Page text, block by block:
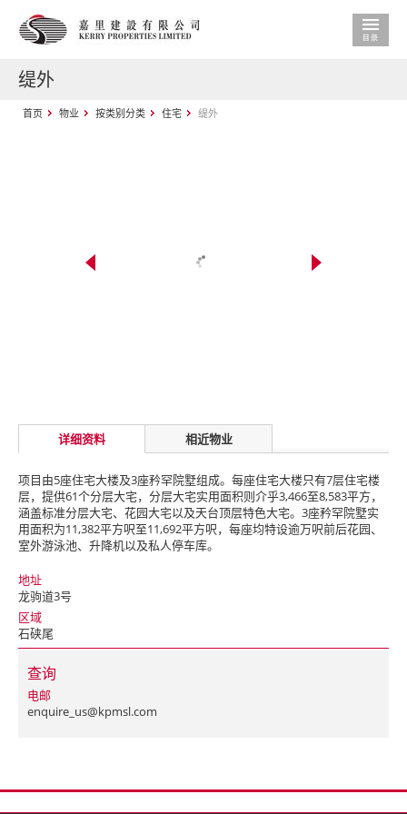
缇外
首页 物业 按类别分类 住宅 缇外
详细资料 相近物业
项目由5座住宅大楼及3座矜罕院墅组成。每座住宅大楼只有7层住宅楼
层，提供61个分层大宅，分层大宅实用面积则介乎3,466至8,583平方，
涵盖标准分层大宅、花园大宅以及天台顶层特色大宅。3座矜罕院墅实
用面积为11,382平方呎至11,692平方呎，每座均特设逾万呎前后花园、
室外游泳池、升降机以及私人停车库。
地址
龙驹道3号
区域
石硖尾
查询
电邮
enquire_us@kpmsl.com